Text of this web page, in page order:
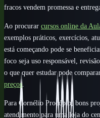
fracos vendem promessa e
Ao procurar cursos online da
exemplos práticos, exercícios,
está começando pode se
foco seja uso responsável,
o que quer estudar pode
preços.
Para Cornélio Procópio, bons
atendimento para uma loja do